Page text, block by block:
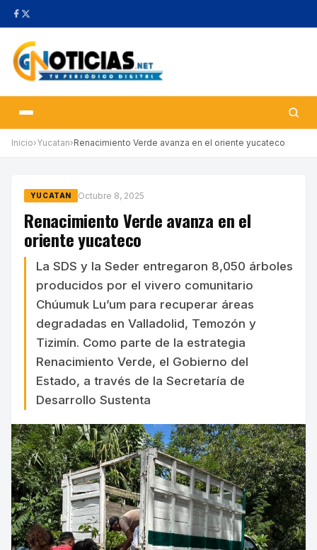
Inicio›Yucatan› Renacimiento Verde avanza en el oriente yucateco
YUCATAN Octubre 8, 2025
Renacimiento Verde avanza en el
oriente yucateco
La SDS y la Seder entregaron 8,050 árboles
producidos por el vivero comunitario
Chúumuk Lu’um para recuperar áreas
degradadas en Valladolid, Temozón y
Tizimín. Como parte de la estrategia
Renacimiento Verde, el Gobierno del
Estado, a través de la Secretaría de
Desarrollo Sustenta